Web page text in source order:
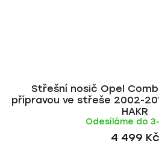
Střešní nosič Opel
přípravou ve střeše 2002-
HAKR
Odesíláme do
4 499 Kč